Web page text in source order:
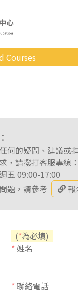
Courses
何的疑問、建議或
，請撥打客服專線：
五 09:00-17:00
題，請參考
(*為必填)
* 姓名
* 聯絡電話